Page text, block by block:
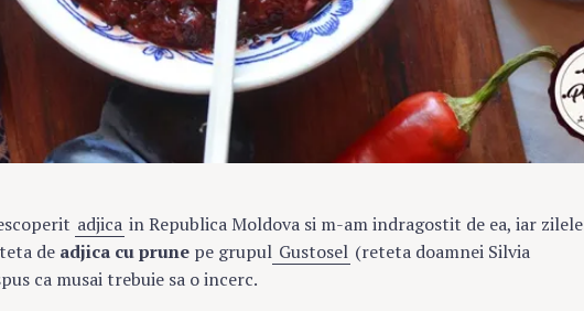
adjica in Republica Moldova si m-am indragostit de ea, iar zilele
de adjica cu prune pe grupul Gustosel (reteta doamnei Silvia
ca musai trebuie sa o incerc.